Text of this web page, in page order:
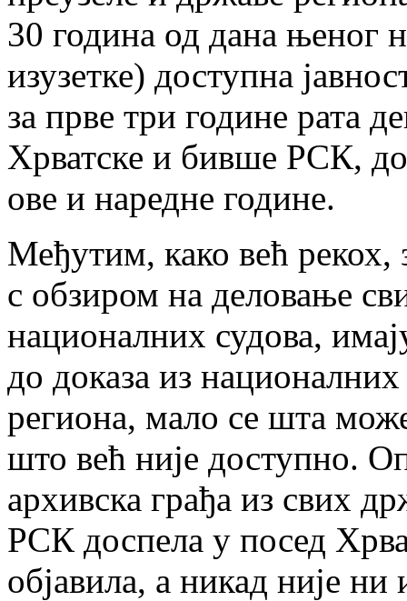
30 година од дана њеног
изузетке) доступна
за прве три године рата
Хрватске и бивше РСК,
ове и наредне године.
Међутим, како већ рекох,
с обзиром на деловање
националних судова,
до доказа из
региона, мало се шта
што већ није доступно.
архивска грађа из свих
РСК доспела у посед
објавила, а никад није ни